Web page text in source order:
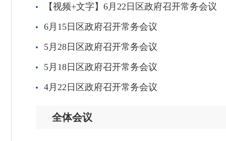
【视频+文字】6月22日区政府召开常务会议
6月15日区政府召开常务会议
5月28日区政府召开常务会议
5月18日区政府召开常务会议
4月22日区政府召开常务会议
全体会议